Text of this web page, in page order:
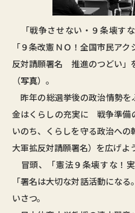
「戦争させない・９条壊す
「９条改憲ＮＯ！全国市民ア
反対請願署名 推進のつどい」
（写真）。
昨年の総選挙後の政治情勢を
金はくらしの充実に 戦争準備
いのち、くらしを守る政治へ
大軍拡反対請願署名）を広げよ
冒頭、「憲法９条壊すな！
「署名は大切な対話活動にな
いさつ。